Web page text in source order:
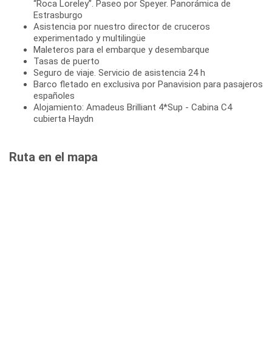
“Roca Loreley”. Paseo por Speyer. Panorámica de
Estrasburgo
Asistencia por nuestro director de cruceros
experimentado y multilingüe
Maleteros para el embarque y desembarque
Tasas de puerto
Seguro de viaje. Servicio de asistencia 24 h
Barco fletado en exclusiva por Panavision para pasajeros
españoles
Alojamiento: Amadeus Brilliant 4*Sup - Cabina C4
cubierta Haydn
Ruta en el mapa